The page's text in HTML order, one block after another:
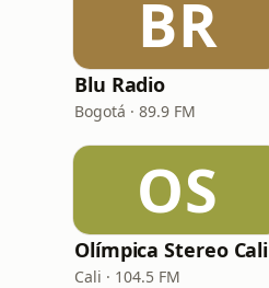
BR
Blu Radio
Bogotá · 89.9 FM
OS
Olímpica Stereo Cali
Cali · 104.5 FM